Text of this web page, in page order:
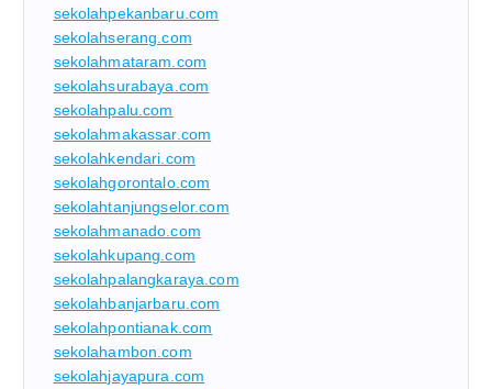
sekolahpekanbaru.com
sekolahserang.com
sekolahmataram.com
sekolahsurabaya.com
sekolahpalu.com
sekolahmakassar.com
sekolahkendari.com
sekolahgorontalo.com
sekolahtanjungselor.com
sekolahmanado.com
sekolahkupang.com
sekolahpalangkaraya.com
sekolahbanjarbaru.com
sekolahpontianak.com
sekolahambon.com
sekolahjayapura.com